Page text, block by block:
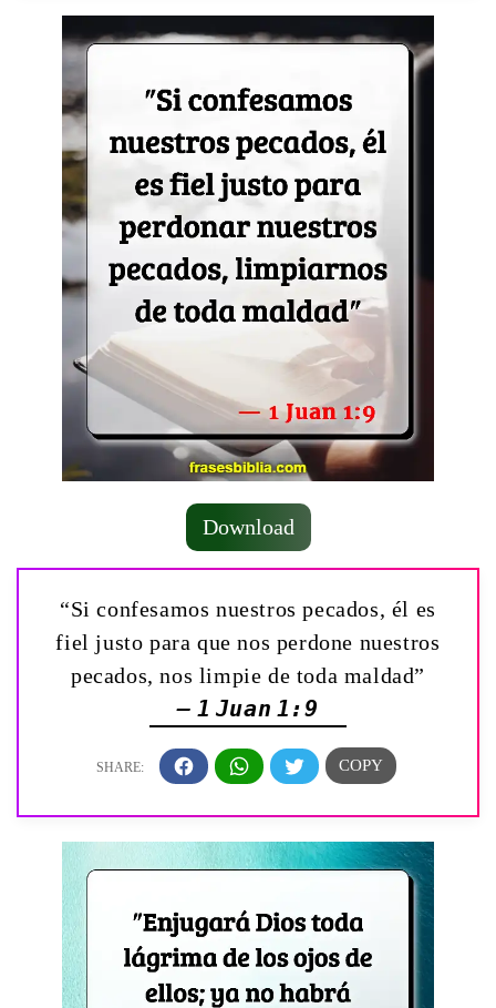
Download
“Si confesamos nuestros pecados, él es
fiel justo para que nos perdone nuestros
pecados, nos limpie de toda maldad”
— 1 Juan 1:9